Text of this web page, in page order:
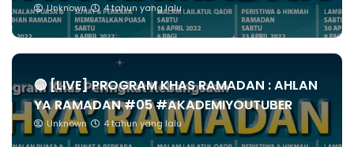
Unknown 4 tahun yang lalu
🔴 [LIVE] PROGRAM KHAS RAMADAN : AHLAN
YA RAMADAN #05 #AKADEMIYOUTUBER
Unknown 4 tahun yang lalu